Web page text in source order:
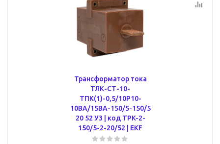
Трансформатор тока
ТЛК-СТ-10-
ТПК(1)-0,5/10Р10-
10ВА/15ВА-150/5-150/5
20 52 У3 | код TPK-2-
150/5-2-20/52 | EKF